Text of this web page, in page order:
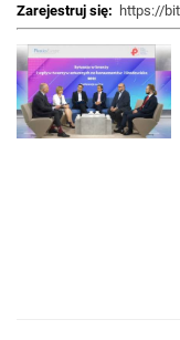
Zarejestruj się: https://